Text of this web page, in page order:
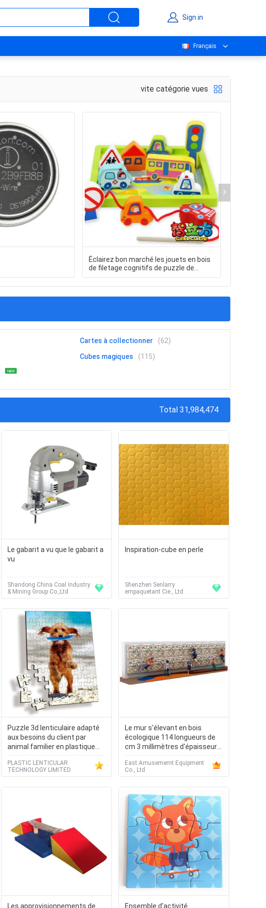
Sign in
Français
vite catégorie vues
Éclairez bon marché les jouets en bois
de filetage cognitifs de puzzle de
perles de transport en bois pour des
enfants
Cartes à collectionner
(62)
Cubes magiques
(115)
NEW
Total 31,984,474
Le gabarit a vu que le gabarit a
vu
Shandong China Coal Industry
& Mining Group Co.,Ltd
Inspiration-cube en perle
Shenzhen Senlarry
empaquetant Cie., Ltd
Puzzle 3d lenticulaire adapté
aux besoins du client par
animal familier en plastique
bon marché LENTICULAIRE EN
PLASTIQUE du puzzle 3d pp de
jouet d'enfants imprimant le
PLASTIC LENTICULAR
TECHNOLOGY LIMITED
Le mur s'élevant en bois
écologique 114 longueurs de
cm 3 millimètres d'épaisseur
conçoivent en fonction du
client
East Amusememt Equipment
Co., Ltd
Les approvisionnements de
Ensemble d'activité